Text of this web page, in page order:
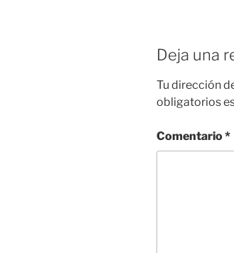
Deja una
Tu dirección
obligatorios
Comentario*